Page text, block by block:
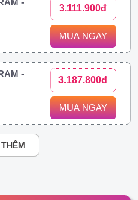
3.111.900đ
MUA NGAY
-
3.187.800đ
MUA NGAY